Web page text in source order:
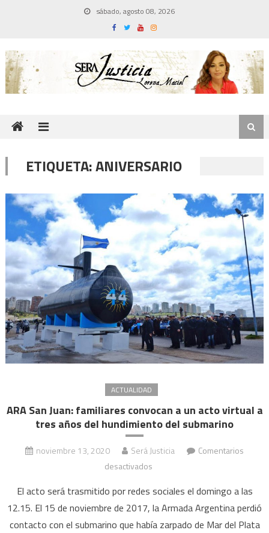
sábado, agosto 08, 2026
ETIQUETA:ANIVERSARIO
ACTUALIDAD
ARA San Juan: familiares convocan a un acto virtual a
tres años del hundimiento del submarino
noviembre 13, 2020 Será Justicia
Comentarios
desactivados
San
Juan:
familiares
El acto será trasmitido por redes sociales el domingo a las
12.15. El 15 de noviembre de 2017, la Armada Argentina perdió
contacto con el submarino que había zarpado de Mar del Plata